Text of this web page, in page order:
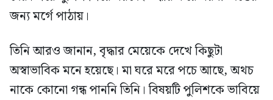
জন্য মর্গে পাঠায়।
তিনি আরও জানান, বৃদ্ধার মেয়েকে দেখে কিছুটা
অস্বাভাবিক মনে হয়েছে। মা ঘরে মরে পচে আছে, অথচ
নাকে কোনো গন্ধ পাননি তিনি। বিষয়টি পুলিশকে ভাবিয়ে